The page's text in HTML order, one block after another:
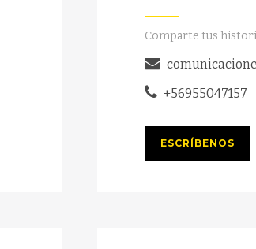
Comparte tus
+56955047157
ESCRÍBENOS